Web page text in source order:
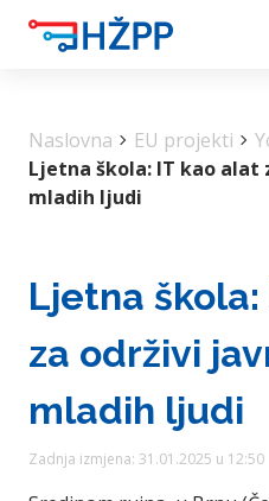
Naslovna chevron_right EU projekti chevron_right
Ljetna škola: IT kao
mladih ljudi
Ljetna
za održivi
mladih ljudi
Zadnja izmjena: 31.01.2025 u 12:50